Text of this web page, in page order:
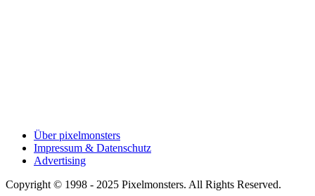
Über pixelmonsters
Impressum & Datenschutz
Advertising
Copyright © 1998 - 2025 Pixelmonsters. All Rights Reserved.